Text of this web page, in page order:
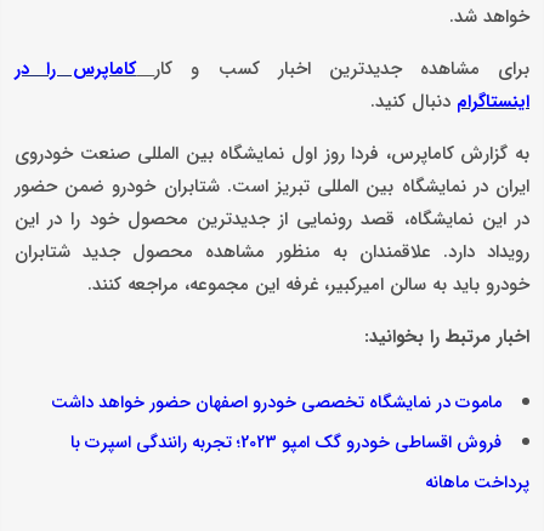
خواهد شد.
برای مشاهده جدیدترین اخبار کسب و کار
کاماپرس را در
اینستاگرام دنبال کنید.
به گزارش کاماپرس، فردا روز اول نمایشگاه بین المللی صنعت خودروی
ایران در نمایشگاه بین المللی تبریز است. شتابران خودرو ضمن حضور
در این نمایشگاه، قصد رونمایی از جدیدترین محصول خود را در این
رویداد دارد. علاقمندان به منظور مشاهده محصول جدید شتابران
خودرو باید به سالن امیرکبیر، غرفه این مجموعه، مراجعه کنند.
اخبار مرتبط را بخوانید:
ماموت در نمایشگاه تخصصی خودرو اصفهان حضور خواهد داشت
فروش اقساطی خودرو گک امپو 2023؛ تجربه رانندگی اسپرت با
پرداخت ماهانه